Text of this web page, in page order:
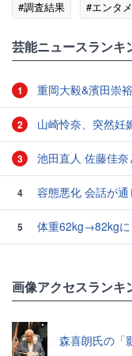
#調査結果
#エンタ
芸能ニュースランキ
1 重岡大毅&濱田崇
2 山崎怜奈、突然妊
3 池田直人 佐藤佳
4 容態悪化 会話が
5
体重62kg→82kg
画像アクセスランキ
森喜朗氏の「